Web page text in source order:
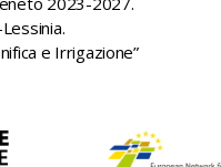
e Irrigazione”